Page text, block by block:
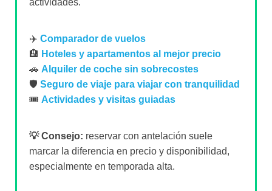
✈️ Comparador de vuelos
🏨 Hoteles y apartamentos al mejor precio
🚗 Alquiler de coche sin sobrecostes
🛡️ Seguro de viaje para viajar con tranquilidad
🎟️ Actividades y visitas guiadas
💡 Consejo: reservar con antelación suele
marcar la diferencia en precio y disponibilidad,
especialmente en temporada alta.